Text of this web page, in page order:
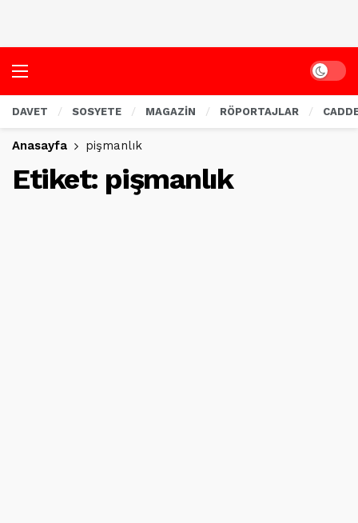
Dark
DAVET SOSYETE MAGAZİN RÖPORTAJLAR
Anasayfa pişmanlık
Etiket: pişmanlık